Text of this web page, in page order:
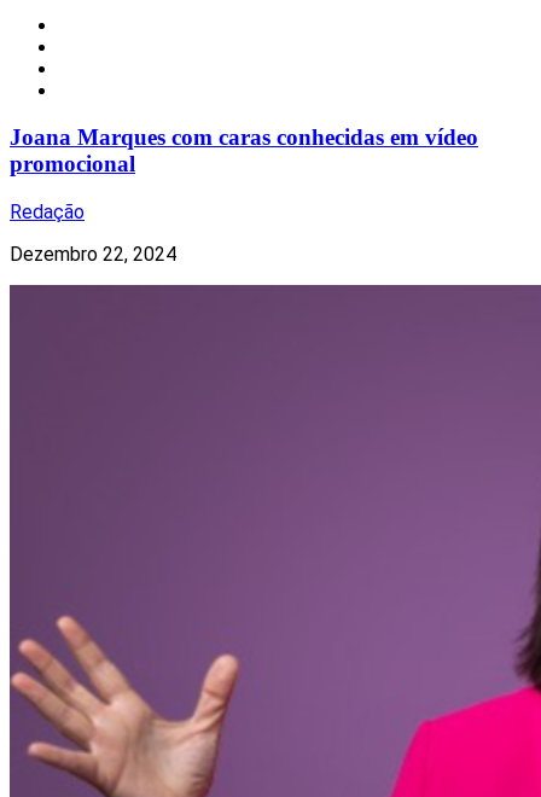
Joana Marques com caras conhecidas em vídeo
promocional
Redação
Dezembro 22, 2024